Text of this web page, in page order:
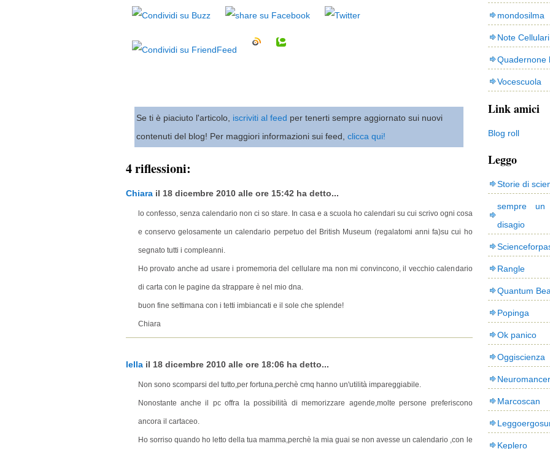
Se ti è piaciuto l'articolo, iscriviti al feed per tenerti sempre aggiornato sui nuovi
contenuti del blog! Per maggiori informazioni sui feed, clicca qui!
4 riflessioni:
Chiarail 18 dicembre 2010 alle ore 15:42 ha detto...
lo confesso, senza calendario non ci so stare. In casa e a scuola ho calendari su cui scrivo ogni cosa
e conservo gelosamente un calendario perpetuo del British Museum (regalatomi anni fa)su cui ho
segnato tutti i compleanni.
Ho provato anche ad usare i promemoria del cellulare ma non mi convincono, il vecchio calendario
di carta con le pagine da strappare è nel mio dna.
buon fine settimana con i tetti imbiancati e il sole che splende!
Chiara
lellail 18 dicembre 2010 alle ore 18:06 ha detto...
Non sono scomparsi del tutto,per fortuna,perchè cmq hanno un'utilità impareggiabile.
Nonostante anche il pc offra la possibilità di memorizzare agende,molte persone preferiscono
ancora il cartaceo.
Ho sorriso quando ho letto della tua mamma,perchè la mia guai se non avesse un calendario ,con le
mondosilma
Note Cellulari
Quadernone
Vocescuola
Link amici
Blog roll
Leggo
Storie di
sempre
disagio
Rangle
Quantum
Popinga
Ok panico
Oggiscienza
Neuromancer
Marcoscan
Keplero